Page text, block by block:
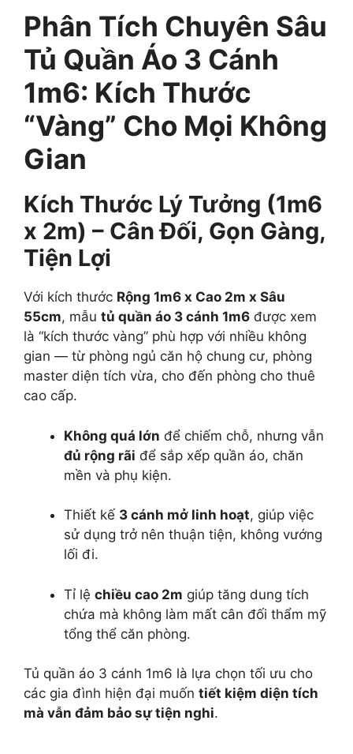
Phân Tích Chuyên Sâu
Tủ Quần Áo 3 Cánh
1m6: Kích Thước
“Vàng” Cho Mọi Không
Gian
Kích Thước Lý Tưởng (1m6
x 2m) – Cân Đối, Gọn Gàng,
Tiện Lợi
Với kích thước Rộng 1m6 x Cao 2m x Sâu
55cm, mẫu tủ quần áo 3 cánh 1m6 được xem
là “kích thước vàng” phù hợp với nhiều không
gian — từ phòng ngủ căn hộ chung cư, phòng
master diện tích vừa, cho đến phòng cho thuê
cao cấp.
Không quá lớn để chiếm chỗ, nhưng vẫn
đủ rộng rãi để sắp xếp quần áo, chăn
mền và phụ kiện.
Thiết kế 3 cánh mở linh hoạt, giúp việc
sử dụng trở nên thuận tiện, không vướng
lối đi.
Tỉ lệ chiều cao 2m giúp tăng dung tích
chứa mà không làm mất cân đối thẩm mỹ
tổng thể căn phòng.
Tủ quần áo 3 cánh 1m6 là lựa chọn tối ưu cho
các gia đình hiện đại muốn tiết kiệm diện tích
mà vẫn đảm bảo sự tiện nghi.